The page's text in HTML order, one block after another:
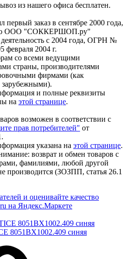
из нашего офиса бесплатен.
заказ в сентябре 2000 года,
ООО "СОККЕРШОП.ру"
с 2004 года, ОГРН №
февраля 2004 г.
со всеми ведущими
страны, производителями
фирмами (как
зарубежными).
и полные реквизиты
на этой странице.
возможен в соответствии с
прав потребителей" от
указана на этой странице.
возврат и обмен товаров с
фамилиями, любой другой
производится (ЗОЗПП, статья 26.1
8051BX1002.409 синяя